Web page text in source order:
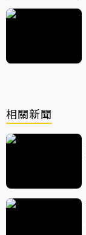
相關新聞